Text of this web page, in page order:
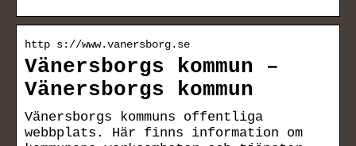
http s://www.vanersborg.se
Vänersborgs kommun –
Vänersborgs kommun
Vänersborgs kommuns offentliga
webbplats. Här finns information om